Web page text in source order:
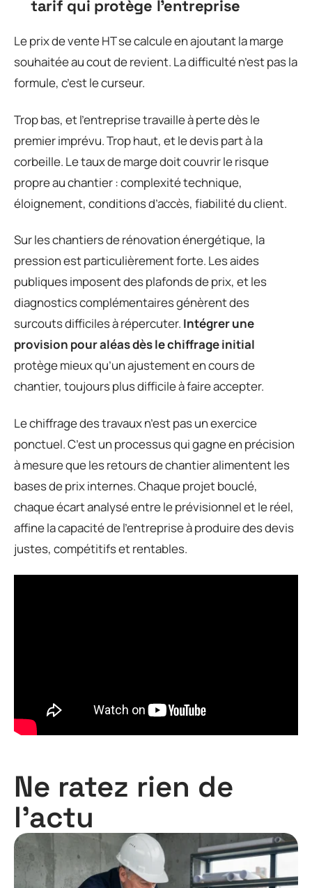
tarif qui protège l’entreprise
Le prix de vente HT se calcule en ajoutant la marge
souhaitée au cout de revient. La difficulté n’est pas la
formule, c’est le curseur.
Trop bas, et l’entreprise travaille à perte dès le
premier imprévu. Trop haut, et le devis part à la
corbeille. Le taux de marge doit couvrir le risque
propre au chantier : complexité technique,
éloignement, conditions d’accès, fiabilité du client.
Sur les chantiers de rénovation énergétique, la
pression est particulièrement forte. Les aides
publiques imposent des plafonds de prix, et les
diagnostics complémentaires génèrent des
surcouts difficiles à répercuter. Intégrer une
provision pour aléas dès le chiffrage initial
protège mieux qu’un ajustement en cours de
chantier, toujours plus difficile à faire accepter.
Le chiffrage des travaux n’est pas un exercice
ponctuel. C’est un processus qui gagne en précision
à mesure que les retours de chantier alimentent les
bases de prix internes. Chaque projet bouclé,
chaque écart analysé entre le prévisionnel et le réel,
affine la capacité de l’entreprise à produire des devis
justes, compétitifs et rentables.
Ne ratez rien de
l'actu